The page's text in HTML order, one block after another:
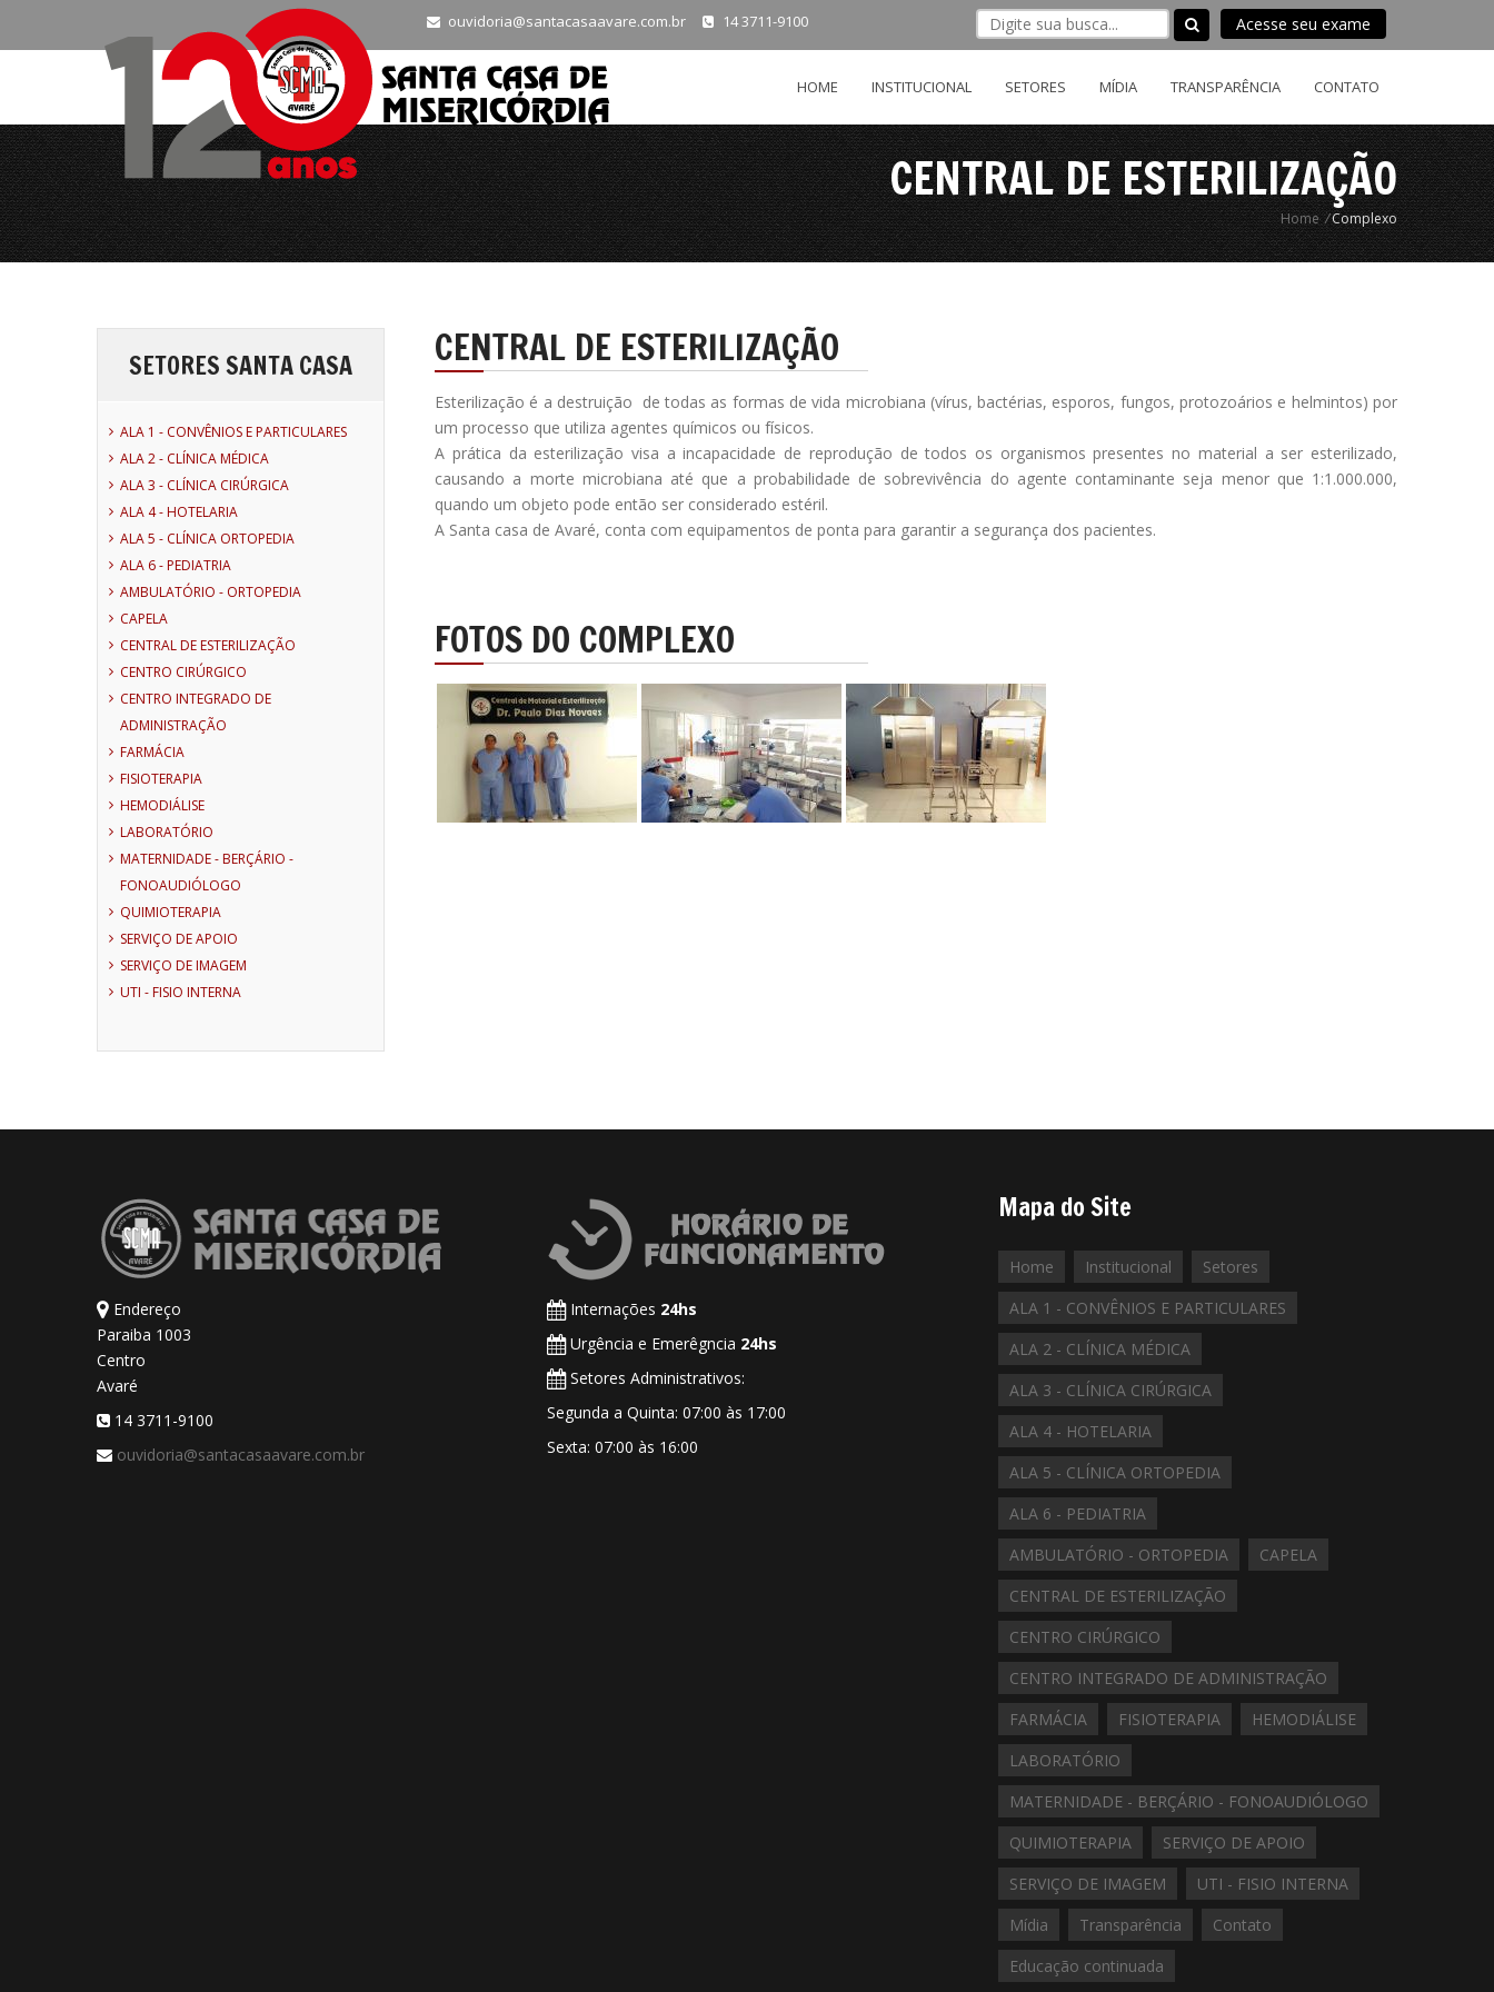
ouvidoria@santacasaavare.com.br 14 3711-9100 Acesse seu exame
HOME INSTITUCIONAL SETORES MÍDIA TRANSPARÊNCIA CONTATO
CENTRAL DE ESTERILIZAÇÃO
Home /Complexo
SETORES SANTA CASA
ALA 1 - CONVÊNIOS E PARTICULARES
ALA 2 - CLÍNICA MÉDICA
ALA 3 - CLÍNICA CIRÚRGICA
ALA 4 - HOTELARIA
ALA 5 - CLÍNICA ORTOPEDIA
ALA 6 - PEDIATRIA
AMBULATÓRIO - ORTOPEDIA
CAPELA
CENTRAL DE ESTERILIZAÇÃO
CENTRO CIRÚRGICO
CENTRO INTEGRADO DE
ADMINISTRAÇÃO
FARMÁCIA
FISIOTERAPIA
HEMODIÁLISE
LABORATÓRIO
MATERNIDADE - BERÇÁRIO -
FONOAUDIÓLOGO
QUIMIOTERAPIA
SERVIÇO DE APOIO
SERVIÇO DE IMAGEM
UTI - FISIO INTERNA
CENTRAL DE ESTERILIZAÇÃO
Esterilização é a destruição de todas as formas de vida microbiana (vírus, bactérias, esporos, fungos, protozoários e helmintos) por
um processo que utiliza agentes químicos ou físicos.
A prática da esterilização visa a incapacidade de reprodução de todos os organismos presentes no material a ser esterilizado,
causando a morte microbiana até que a probabilidade de sobrevivência do agente contaminante seja menor que 1:1.000.000,
quando um objeto pode então ser considerado estéril.
A Santa casa de Avaré, conta com equipamentos de ponta para garantir a segurança dos pacientes.
FOTOS DO COMPLEXO
Endereço
Paraiba 1003
Centro
Avaré
14 3711-9100
ouvidoria@santacasaavare.com.br
Internações 24hs
Urgência e Emerêgncia 24hs
Setores Administrativos:
Segunda a Quinta: 07:00 às 17:00
Sexta: 07:00 às 16:00
Mapa do Site
Home Institucional
Setores
ALA 1 - CONVÊNIOS E PARTICULARES
ALA 2 - CLÍNICA MÉDICA
ALA 3 - CLÍNICA CIRÚRGICA
ALA 4 - HOTELARIA
ALA 5 - CLÍNICA ORTOPEDIA
ALA 6 - PEDIATRIA
AMBULATÓRIO - ORTOPEDIA
CAPELA
CENTRAL DE ESTERILIZAÇÃO
CENTRO CIRÚRGICO
CENTRO INTEGRADO DE ADMINISTRAÇÃO
FARMÁCIA
FISIOTERAPIA
HEMODIÁLISE
LABORATÓRIO
MATERNIDADE - BERÇÁRIO - FONOAUDIÓLOGO
QUIMIOTERAPIA
SERVIÇO DE APOIO
SERVIÇO DE IMAGEM
UTI - FISIO INTERNA
Mídia
Transparência
Contato
Educação continuada